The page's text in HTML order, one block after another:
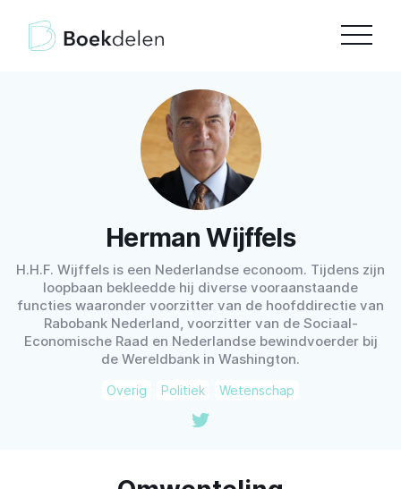
Herman Wijffels
H.H.F. Wijffels is een Nederlandse econoom. Tijdens zijn
loopbaan bekleedde hij diverse vooraanstaande
functies waaronder voorzitter van de hoofddirectie van
Rabobank Nederland, voorzitter van de Sociaal-
Economische Raad en Nederlandse bewindvoerder bij
de Wereldbank in Washington.
Overig Politiek Wetenschap